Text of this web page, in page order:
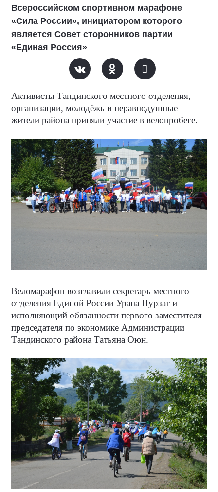
Всероссийском спортивном марафоне
«Сила России», инициатором которого
является Совет сторонников партии
«Единая Россия»
Активисты Тандинского местного отделения,
организации, молодёжь и неравнодушные
жители района приняли участие в велопробеге.
Веломарафон возглавили секретарь местного
отделения Единой России Урана Нурзат и
исполняющий обязанности первого заместителя
председателя по экономике Администрации
Тандинского района Татьяна Оюн.